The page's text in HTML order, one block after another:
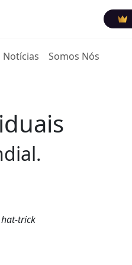
Notícias Somos Nós
hat-trick